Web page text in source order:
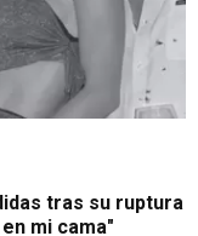
tras su ruptura
mi cama"